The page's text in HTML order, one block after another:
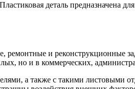
деталь предназначена
и реконструкционные
но и в коммерческих,
а также с такими листовыми